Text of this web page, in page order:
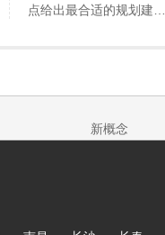
点给出最合适的规划建…
新概念